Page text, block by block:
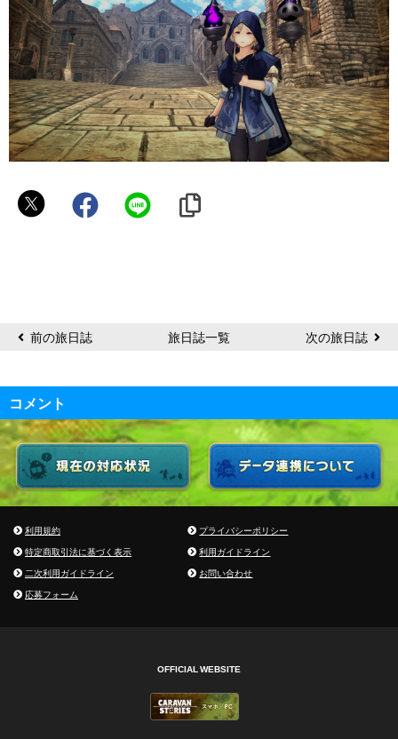
パ
前の旅日誌 旅日誌一覧 次の旅日誌
コメント
利用規約
プライバシーポリシー
特定商取引法に基づく表示
利用ガイドライン
二次利用ガイドライン
お問い合わせ
応募フォーム
OFFICIAL WEBSITE